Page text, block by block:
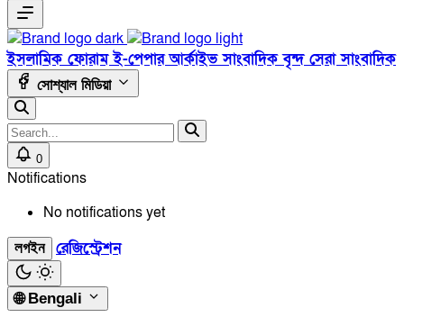
ইসলামিক ফোরামই-পেপারআর্কাইভসাংবাদিক বৃন্দসেরা সাংবাদিক
সোশ্যাল মিডিয়া
0
Notifications
No notifications yet
লগইন রেজিস্ট্রেশন
🌐 Bengali